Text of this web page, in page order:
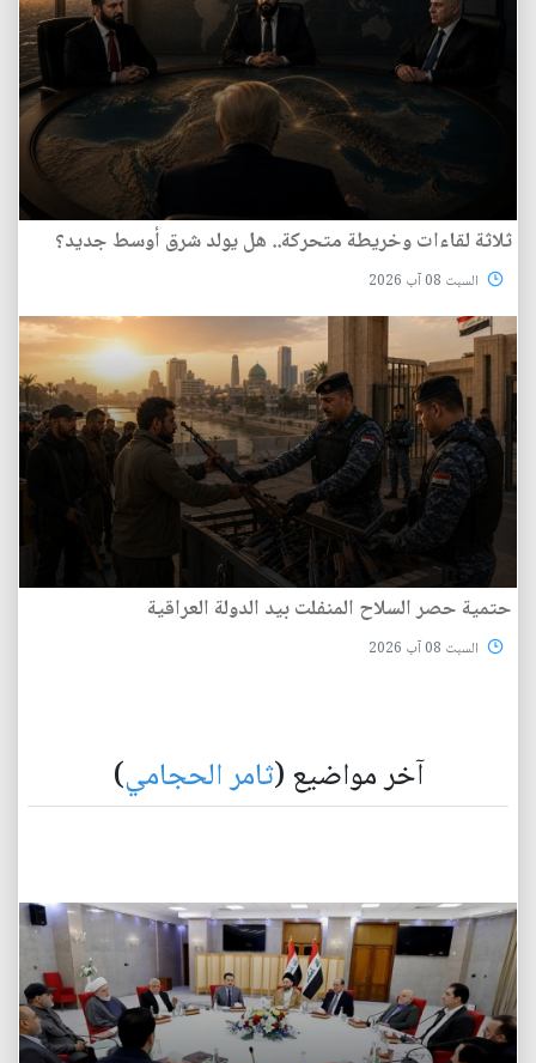
ثلاثة لقاءات وخريطة متحركة.. هل يولد شرق أوسط جديد؟
السبت 08 آب 2026
حتمية حصر السلاح المنفلت بيد الدولة العراقية
السبت 08 آب 2026
آخر مواضيع (ثامر الحجامي)